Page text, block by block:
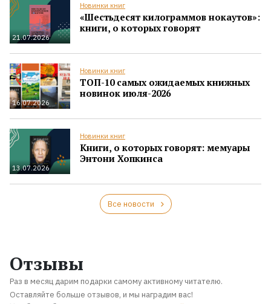
21.07.2026
Новинки книг
«Шестьдесят килограммов нокаутов»:
книги, о которых говорят
16.07.2026
Новинки книг
ТОП-10 самых ожидаемых книжных
новинок июля-2026
13.07.2026
Новинки книг
Книги, о которых говорят: мемуары
Энтони Хопкинса
Все новости
Отзывы
Раз в месяц дарим подарки самому активному читателю.
Оставляйте больше отзывов, и мы наградим вас!